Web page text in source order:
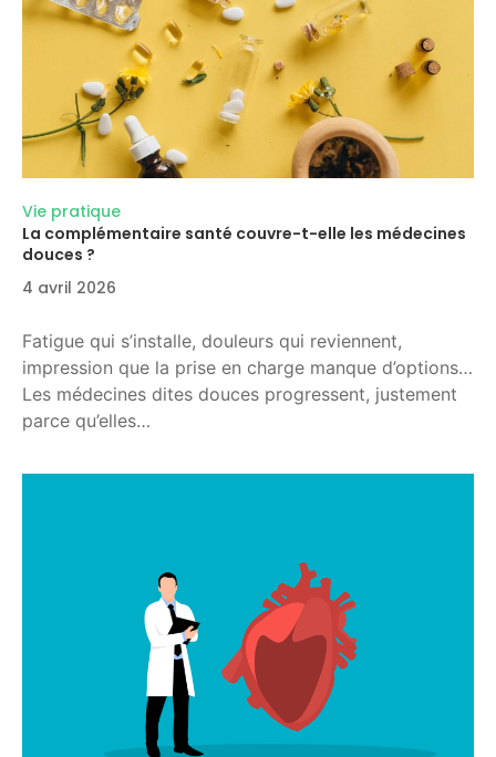
Vie pratique
La complémentaire santé couvre-t-elle les médecines
douces ?
4 avril 2026
Fatigue qui s’installe, douleurs qui reviennent,
impression que la prise en charge manque d’options…
Les médecines dites douces progressent, justement
parce qu’elles…